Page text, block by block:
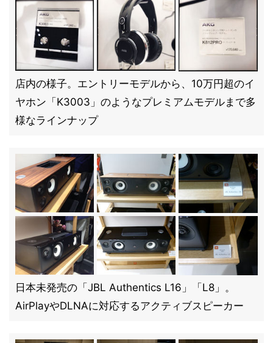
店内の様子。エントリーモデルから、10万円超のイ
ヤホン「K3003」のようなプレミアムモデルまで多
様なラインナップ
日本未発売の「JBL Authentics L16」「L8」。
AirPlayやDLNAに対応するアクティブスピーカー